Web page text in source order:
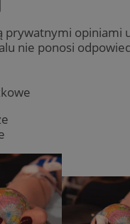
prywatnymi opiniami
nie ponosi